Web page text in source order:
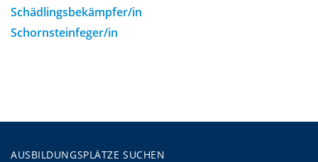
Schädlingsbekämpfer/in
Schornsteinfeger/in
AUSBILDUNGSPLÄTZE SUCHEN